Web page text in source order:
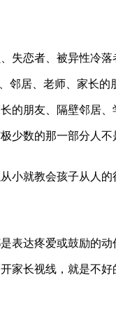
失恋者、被异性冷落
居、老师、家长的
朋友、隔壁邻居、
数的那一部分人
小就教会孩子从人
表达疼爱或鼓励的动
家长视线，就是不好